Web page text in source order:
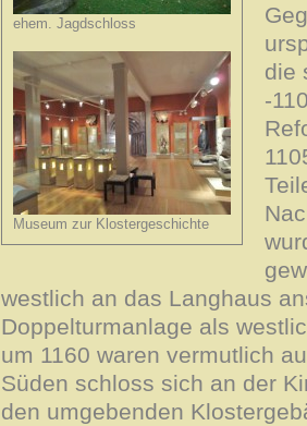
ehem. Jagdschloss
Museum zur Klostergeschichte
die
-
westlich an das Langhaus
Doppelturmanlage als
um 1160 waren vermutlich
Süden schloss sich an der
den umgebenden